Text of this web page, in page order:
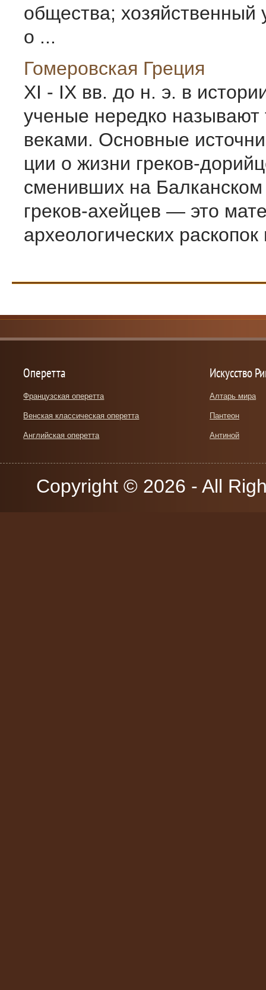
общества; хозяйственный
о ...
Гомеровская Греция
XI - IX вв. до н. э. в
ученые нередко
веками. Основные
ции о жизни греков-
сменивших на Балканском
греков-ахейцев — это
археологи­ческих
Оперетта
Французская оперетта
Венская классическая оперетта
Английская оперетта
Искусство
Алтарь мира
Пантеон
Антиной
Copyright © 2026 - All